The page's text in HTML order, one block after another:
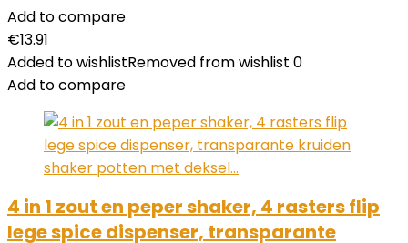
Add to compare
€13.91
Added to wishlistRemoved from wishlist 0
Add to compare
4 in 1 zout en peper shaker, 4 rasters flip
lege spice dispenser, transparante